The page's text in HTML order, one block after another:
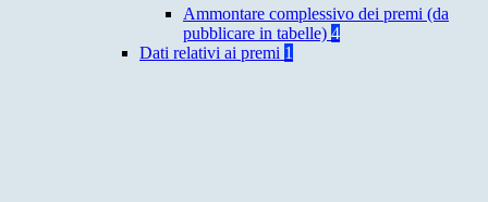
Ammontare complessivo dei premi (da
pubblicare in tabelle) 4
Dati relativi ai premi 1